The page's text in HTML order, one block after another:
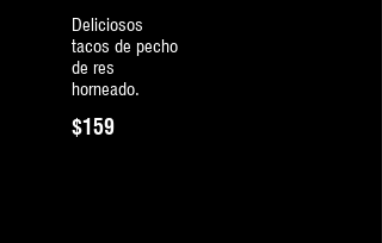
Deliciosos
tacos de pecho
de res
horneado.
$159